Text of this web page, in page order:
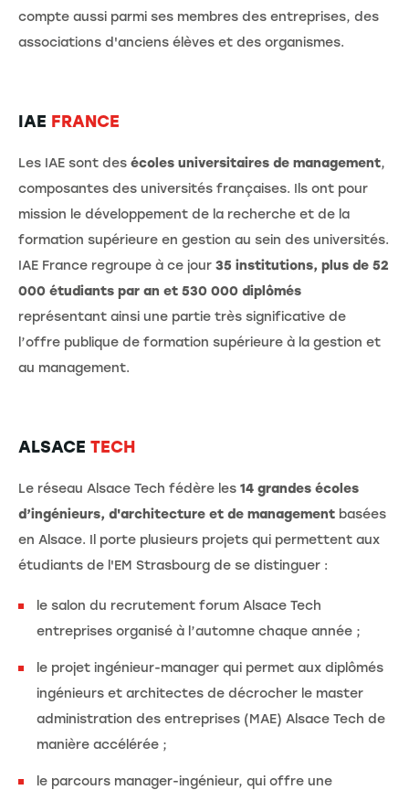
compte aussi parmi ses membres des entreprises, des
associations d'anciens élèves et des organismes.
IAE FRANCE
Les IAE sont des écoles universitaires de management,
composantes des universités françaises. Ils ont pour
mission le développement de la recherche et de la
formation supérieure en gestion au sein des universités.
IAE France regroupe à ce jour 35 institutions, plus de 52
000 étudiants par an et 530 000 diplômés
représentant ainsi une partie très significative de
l’offre publique de formation supérieure à la gestion et
au management.
ALSACE TECH
Le réseau Alsace Tech fédère les 14 grandes écoles
d’ingénieurs, d'architecture et de management basées
en Alsace. Il porte plusieurs projets qui permettent aux
étudiants de l'EM Strasbourg de se distinguer :
le salon du recrutement forum Alsace Tech
entreprises organisé à l’automne chaque année ;
le projet ingénieur-manager qui permet aux diplômés
ingénieurs et architectes de décrocher le master
administration des entreprises (MAE) Alsace Tech de
manière accélérée ;
le parcours manager-ingénieur, qui offre une